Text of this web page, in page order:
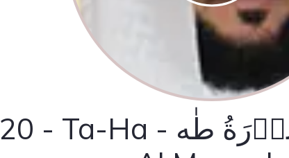
20 - Ta-Ha - سُوۡرَةُ طٰه - Maher